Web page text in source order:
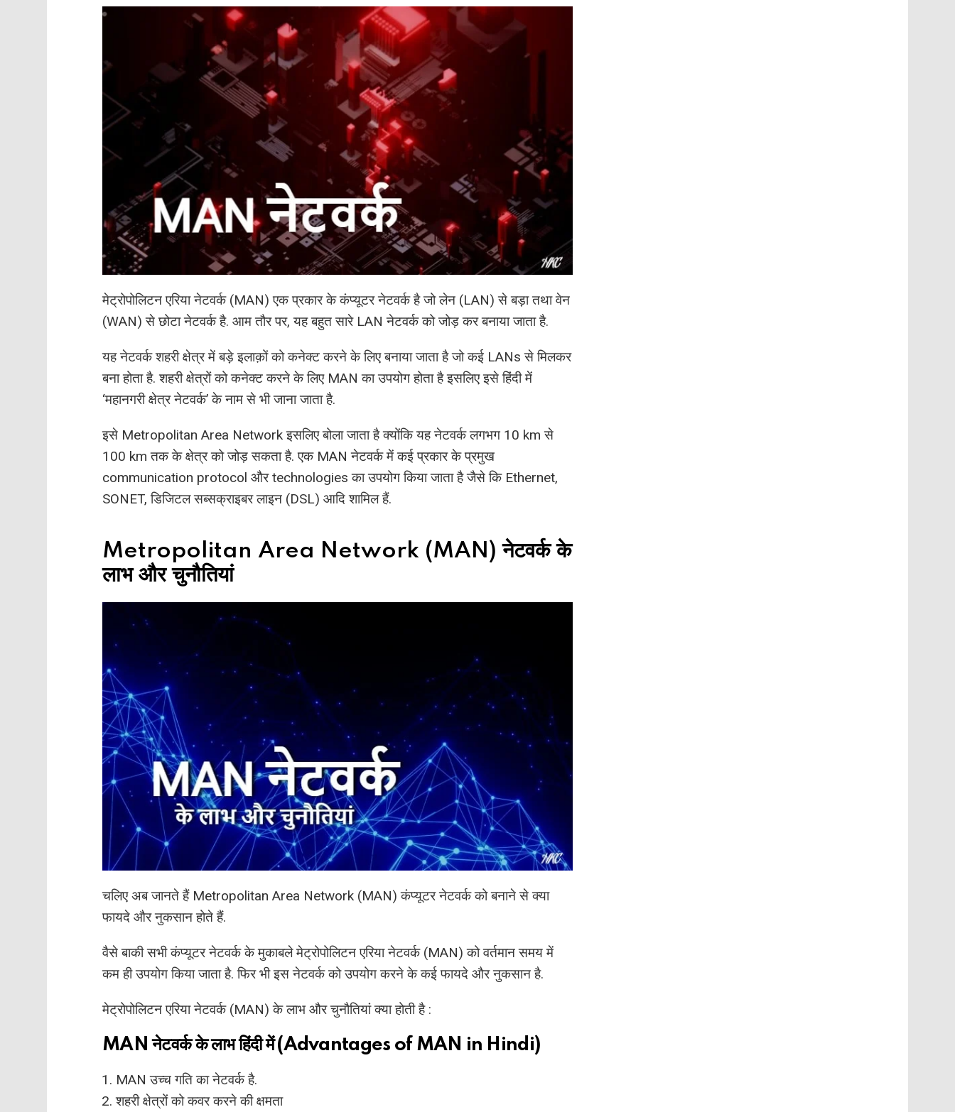
मेट्रोपोलिटन एरिया नेटवर्क (MAN) एक प्रकार के कंप्यूटर नेटवर्क है जो लेन (LAN) से बड़ा तथा वेन
(WAN) से छोटा नेटवर्क है. आम तौर पर, यह बहुत सारे LAN नेटवर्क को जोड़ कर बनाया जाता है.
यह नेटवर्क शहरी क्षेत्र में बड़े इलाक़ों को कनेक्ट करने के लिए बनाया जाता है जो कई LANs से मिलकर
बना होता है. शहरी क्षेत्रों को कनेक्ट करने के लिए MAN का उपयोग होता है इसलिए इसे हिंदी में
‘महानगरी क्षेत्र नेटवर्क’ के नाम से भी जाना जाता है.
इसे Metropolitan Area Network इसलिए बोला जाता है क्योंकि यह नेटवर्क लगभग 10 km से
100 km तक के क्षेत्र को जोड़ सकता है. एक MAN नेटवर्क में कई प्रकार के प्रमुख
communication protocol और technologies का उपयोग किया जाता है जैसे कि Ethernet,
SONET, डिजिटल सब्सक्राइबर लाइन (DSL) आदि शामिल हैं.
Metropolitan Area Network (MAN) नेटवर्क के
लाभ और चुनौतियां
चलिए अब जानते हैं Metropolitan Area Network (MAN) कंप्यूटर नेटवर्क को बनाने से क्या
फायदे और नुकसान होते हैं.
वैसे बाकी सभी कंप्यूटर नेटवर्क के मुकाबले मेट्रोपोलिटन एरिया नेटवर्क (MAN) को वर्तमान समय में
कम ही उपयोग किया जाता है. फिर भी इस नेटवर्क को उपयोग करने के कई फायदे और नुकसान है.
मेट्रोपोलिटन एरिया नेटवर्क (MAN) के लाभ और चुनौतियां क्या होती है :
MAN नेटवर्क के लाभ हिंदी में (Advantages of MAN in Hindi)
MAN उच्च गति का नेटवर्क है.
शहरी क्षेत्रों को कवर करने की क्षमता